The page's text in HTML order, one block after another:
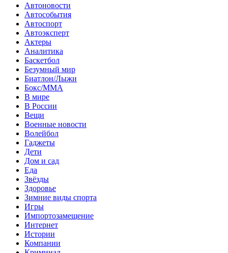
Автоновости
Автособытия
Автоспорт
Автоэксперт
Актеры
Аналитика
Баскетбол
Безумный мир
Биатлон/Лыжи
Бокс/MMA
В мире
В России
Вещи
Военные новости
Волейбол
Гаджеты
Дети
Дом и сад
Еда
Звёзды
Здоровье
Зимние виды спорта
Игры
Импортозамещение
Интернет
Истории
Компании